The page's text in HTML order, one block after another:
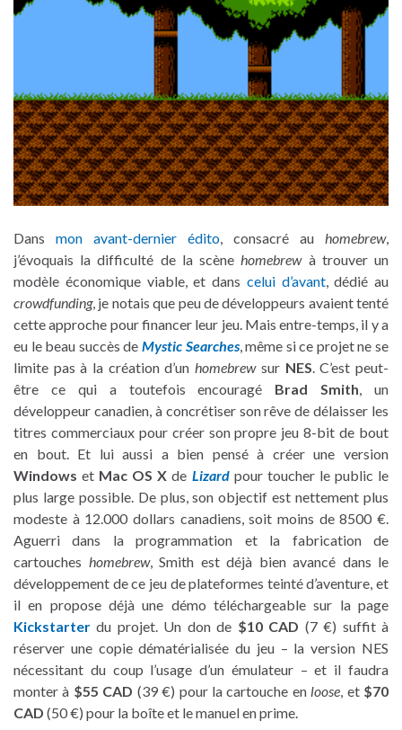
Dans mon avant-dernier édito , consacré au homebrew,
j’évoquais la difficulté de la scène homebrewà trouver un
modèle économique viable, et dans celui d’avant, dédié au
crowdfunding, je notais que peu de développeurs avaient tenté
cette approche pour financer leur jeu. Mais entre-temps, il y a
eu le beau succès de Mystic Searches, même si ce projet ne se
limite pas à la création d’un homebrewsur NES . C’est peut-
être ce qui a toutefois encouragé Brad Smith , un
développeur canadien, à concrétiser son rêve de délaisser les
titres commerciaux pour créer son propre jeu 8-bit de bout
en bout. Et lui aussi a bien pensé à créer une version
Windows et Mac OS X de Lizard pour toucher le public le
plus large possible. De plus, son objectif est nettement plus
modeste à 12.000 dollars canadiens, soit moins de 8500 €.
Aguerri dans la programmation et la fabrication de
cartouches homebrew, Smith est déjà bien avancé dans le
développement de ce jeu de plateformes teinté d’aventure, et
il en propose déjà une démo téléchargeable sur la page
Kickstarter du projet. Un don de $10 CAD (7 €) suffit à
réserver une copie dématérialisée du jeu – la version NES
nécessitant du coup l’usage d’un émulateur – et il faudra
monter à $55 CAD (39 €) pour la cartouche en loose , et $70
CAD (50 €) pour la boîte et le manuel en prime.